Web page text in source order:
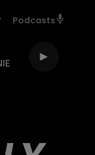
Podcasts